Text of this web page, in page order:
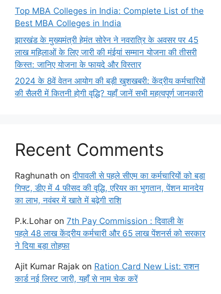
Top MBA Colleges in India: Complete List of the
Best MBA Colleges in India
झारखंड के मुख्यमंत्री हेमंत सोरेन ने नवरात्रि के अवसर पर 45
लाख महिलाओं के लिए जारी की मंईयां सम्मान योजना की तीसरी
किस्त: जानिए योजना के फायदे और विस्तार
2024 के 8वें वेतन आयोग की बड़ी खुशखबरी: केंद्रीय कर्मचारियों
की सैलरी में कितनी होगी वृद्धि? यहाँ जानें सभी महत्वपूर्ण जानकारी
Recent Comments
Raghunath onदीपावली से पहले सीएम का कर्मचारियों को बड़ा
गिफ्ट, डीए में 4 फीसद की वृद्धि, एरियर का भुगतान, पेंशन मानदेय
का लाभ, नवंबर में खाते में बढ़ेगी राशि
P.k.Lohar on 7th Pay Commission : दिवाली के
पहले 48 लाख केंद्रीय कर्मचारी और 65 लाख पेंशनर्स को सरकार
ने दिया बड़ा तोहफा
Ajit Kumar Rajak on Ration Card New List: राशन
कार्ड नई लिस्ट जारी, यहाँ से नाम चेक करें